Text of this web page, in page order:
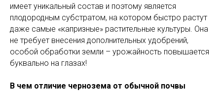
имеет уникальный состав и поэтому является
плодородным субстратом, на котором быстро растут
даже самые «капризные» растительные культуры. Она
не требует внесения дополнительных удобрений,
особой обработки земли – урожайность повышается
буквально на глазах!
В чем отличие чернозема от обычной почвы